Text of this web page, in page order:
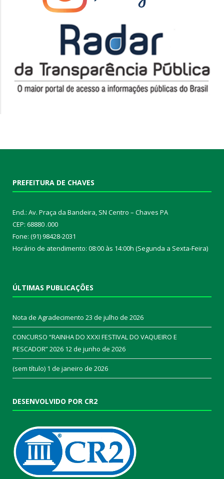
PREFEITURA DE CHAVES
End.: Av. Praça da Bandeira, SN Centro – Chaves PA
CEP: 68880 .000
Fone: (91) 98428-2031
Horário de atendimento: 08:00 às 14:00h (Segunda a Sexta-Feira)
ÚLTIMAS PUBLICAÇÕES
Nota de Agradecimento 23 de julho de 2026
CONCURSO “RAINHA DO XXXI FESTIVAL DO VAQUEIRO E
PESCADOR” 2026 12 de junho de 2026
(sem título) 1 de janeiro de 2026
DESENVOLVIDO POR CR2